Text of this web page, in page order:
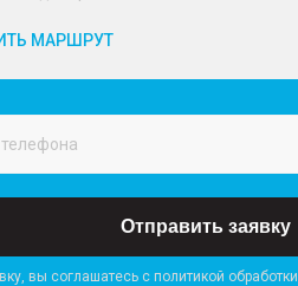
МАРШРУТ
Отправить заявку
вы соглашатесь с политикой обработки